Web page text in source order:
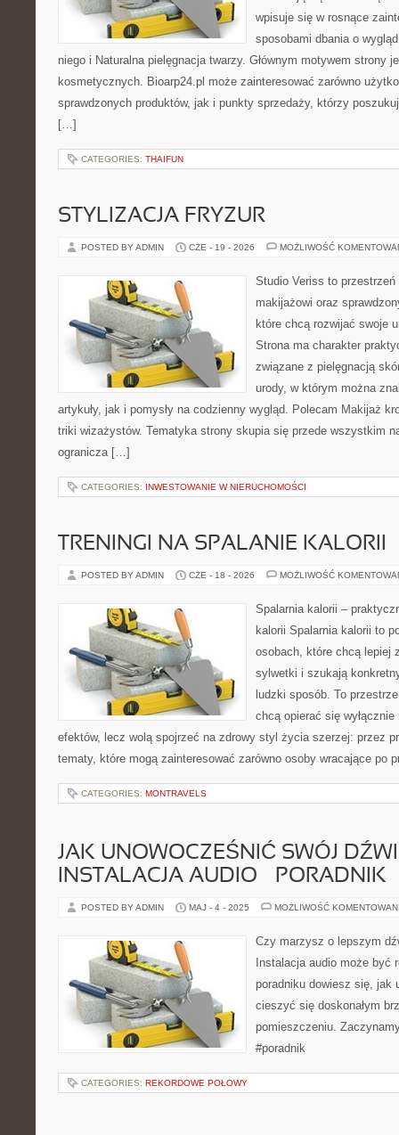
wpisuje się w rosnące
sposobami dbania o
niego i Naturalna pielęgnacja twarzy. Głównym motywem strony
kosmetycznych. Bioarp24.pl może zainteresować zarówno
sprawdzonych produktów, jak i punkty sprzedaży, którzy
[…]
CATEGORIES: THAIFUN
STYLIZACJA FRYZUR
POSTED BY ADMIN CZE - 19 - 2026 MOŻLIWOŚĆ
Studio Veriss to
makijażowi oraz
które chcą rozwijać swoje
Strona ma charakter
związane z pielęgnacją
urody, w którym można
artykuły, jak i pomysły na codzienny wygląd. Polecam Makijaż
triki wizażystów. Tematyka strony skupia się przede wszystkim
ogranicza […]
CATEGORIES: INWESTOWANIE W NIERUCHOMOŚCI
TRENINGI NA SPALANIE KALORII
POSTED BY ADMIN CZE - 18 - 2026 MOŻLIWOŚĆ
Spalarnia kalorii –
kalorii Spalarnia kalorii to
osobach, które chcą lepiej
sylwetki i szukają
ludzki sposób. To
chcą opierać się
efektów, lecz wolą spojrzeć na zdrowy styl życia szerzej: przez
tematy, które mogą zainteresować zarówno osoby wracające po
CATEGORIES: MONTRAVELS
JAK UNOWOCZEŚNIĆ SWÓJ
INSTALACJA AUDIO – PORADNIK
POSTED BY ADMIN MAJ - 4 - 2025 MOŻLIWOŚĆ
Czy marzysz o lepszym
Instalacja audio może być
poradniku dowiesz się, jak
cieszyć się doskonałym
pomieszczeniu.
#poradnik
CATEGORIES: REKORDOWE POŁOWY